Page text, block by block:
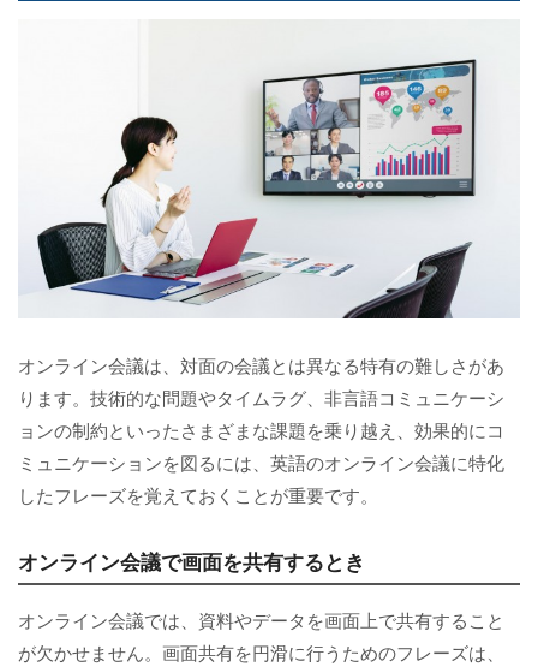
オンライン会議は、対面の会議とは異なる特有の難しさがあ
ります。技術的な問題やタイムラグ、非言語コミュニケーシ
ョンの制約といったさまざまな課題を乗り越え、効果的にコ
ミュニケーションを図るには、英語のオンライン会議に特化
したフレーズを覚えておくことが重要です。
オンライン会議で画面を共有するとき
オンライン会議では、資料やデータを画面上で共有すること
が欠かせません。画面共有を円滑に行うためのフレーズは、